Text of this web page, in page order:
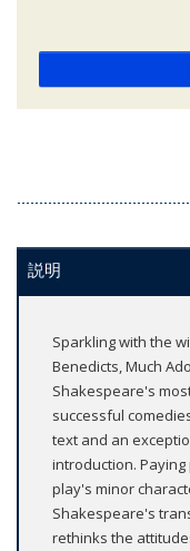
説明
Sparkling with the
Benedicts, Much
Shakespeare's
successful
text and an
introduction.
play's minor
Shakespeare's
rethinks the